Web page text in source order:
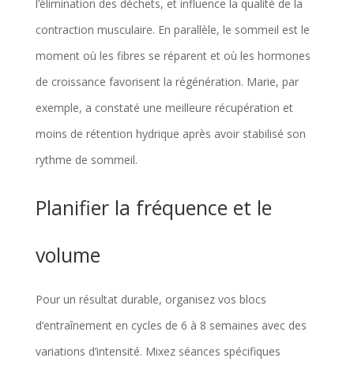
l’élimination des déchets, et influence la qualité de la
contraction musculaire. En parallèle, le sommeil est le
moment où les fibres se réparent et où les hormones
de croissance favorisent la régénération. Marie, par
exemple, a constaté une meilleure récupération et
moins de rétention hydrique après avoir stabilisé son
rythme de sommeil.
Planifier la fréquence et le
volume
Pour un résultat durable, organisez vos blocs
d’entraînement en cycles de 6 à 8 semaines avec des
variations d’intensité. Mixez séances spécifiques